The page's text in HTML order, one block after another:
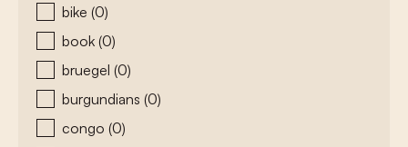
bike (0)
book (0)
bruegel (0)
burgundians (0)
congo (0)